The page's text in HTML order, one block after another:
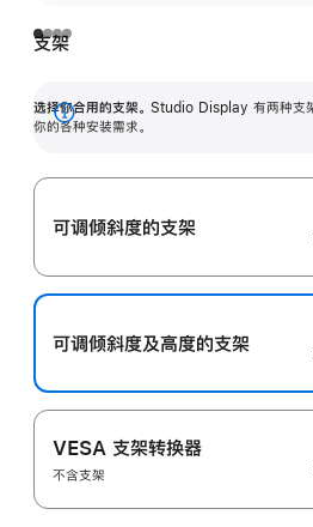
支架
选择你合用的支架。 Studio Display 有两种支
你的各种安装需求。
展
可调倾斜度的支架
可调倾斜度及高‍度的支‍架
VESA 支架转换器
不含支架